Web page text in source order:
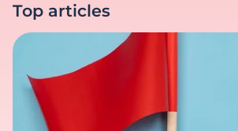
Top articles